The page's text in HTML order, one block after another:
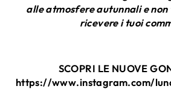
alle atmosfere autunnali e non
ricevere i tuoi
SCOPRI LE NUOVE
https://www.instagram.com/